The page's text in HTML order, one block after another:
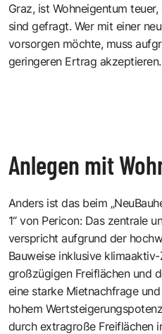
Graz, ist Wohneigentum
sind gefragt. Wer mit einer
vorsorgen möchte, muss
geringeren Ertrag akzeptieren.
Anlegen mit
Anders ist das beim
1“ von Pericon: Das zentrale
verspricht aufgrund der
Bauweise inklusive
großzügigen Freiflächen und
eine starke Mietnachfrage
hohem
durch extragroße Freiflächen